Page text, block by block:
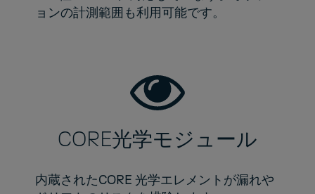
ョンの計測範囲も利用可能です。
CORE光学モジュール
内蔵されたCORE 光学エレメントが漏れや